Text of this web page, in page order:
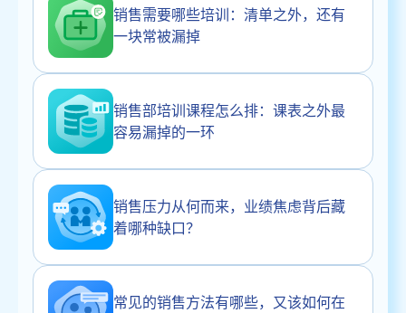
销售需要哪些培训：清单之外，还有
一块常被漏掉
销售部培训课程怎么排：课表之外最
容易漏掉的一环
销售压力从何而来，业绩焦虑背后藏
着哪种缺口？
常见的销售方法有哪些，又该如何在